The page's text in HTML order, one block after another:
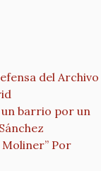
del Archivo
barrio por un
Moliner” Por